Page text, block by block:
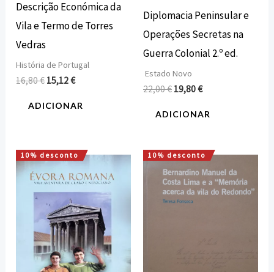
Descrição Económica da
Vila e Termo de Torres
Vedras
História de Portugal
16,80€ 15,12€
ADICIONAR
Diplomacia Peninsular e
Operações Secretas na
Guerra Colonial 2.º ed.
Estado Novo
22,00€ 19,80€
ADICIONAR
10% desconto
O
preço
original
era:
10,00 €.
O
preço
atual
é:
9,00 €.
10% desconto
O
preço
original
era:
12,00 €.
O
preço
atual
é: